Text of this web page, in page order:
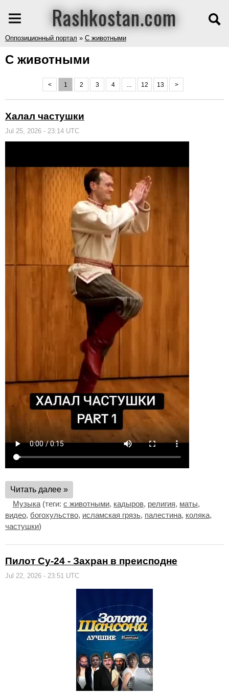
Rashkostan.com
Оппозиционный портал » С животными
С животными
< 1 2 3 4 ... 12 13 >
Халал частушки
Jul 25, 2026 - 23:14 UTC
Читать далее »
Музыка (теги: с животными, кадыров, религия, маты,
видео, богохульство, исламская грязь, палестина, коляка,
частушки)
Пилот Су-24 - Захран в преисподне
Jul 22, 2026 - 23:51 UTC